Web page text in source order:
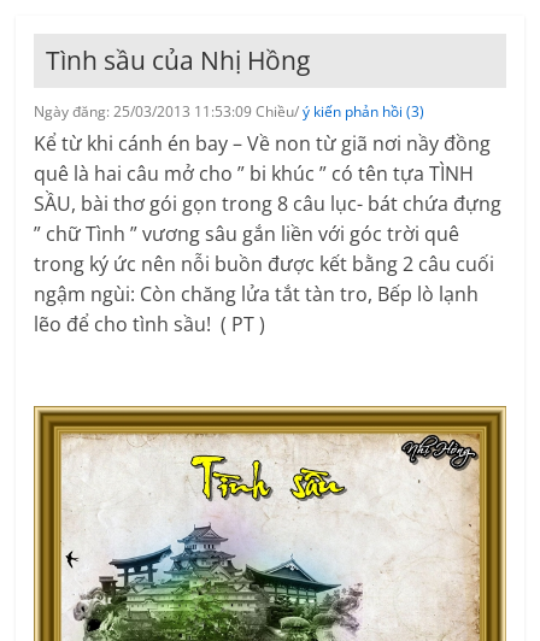
Tình sầu của Nhị Hồng
Ngày đăng: 25/03/2013 11:53:09 Chiều/ý kiến phản hồi (3)
Kể từ khi cánh én bay – Về non từ giã nơi nầy đồng
quê là hai câu mở cho ” bi khúc ” có tên tựa TÌNH
SẦU, bài thơ gói gọn trong 8 câu lục- bát chứa đựng
” chữ Tình ” vương sâu gắn liền với góc trời quê
trong ký ức nên nỗi buồn được kết bằng 2 câu cuối
ngậm ngùi: Còn chăng lửa tắt tàn tro, Bếp lò lạnh
lẽo để cho tình sầu! ( PT )